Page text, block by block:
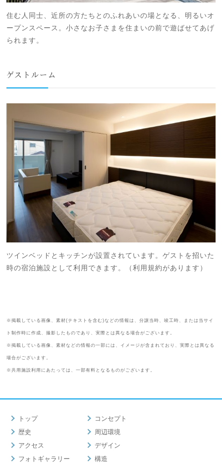
住む人同士、近所の方たちとのふれあいの場となる、明るいオ
ープンスペース。小さなお子さまを住まいの前で遊ばせてあげ
られます。
ゲストルーム
ツインベッドとキッチンが設置されています。ゲストを招いた
時の宿泊施設として利用できます。（利用規約があります）
※掲載している画像、素材(テキストを含む)などの情報は、分譲当時、竣工時、または当サイ
ト制作時に作成、撮影したものであり、実際とは異なる場合がございます。
※掲載している画像、素材などの情報の一部には、イメージが含まれており、実際とは異なる
場合がございます。
※共用施設利用にあたっては、一部有料となるものがございます。
トップ
コンセプト
歴史
周辺環境
アクセス
デザイン
フォトギャラリー
構造